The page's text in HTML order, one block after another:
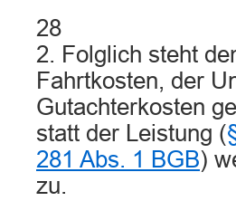
28
2. Folglich steht
Fahrtkosten, der
Gutachterkosten
statt der Leistung (
281 Abs. 1 BGB)
zu.